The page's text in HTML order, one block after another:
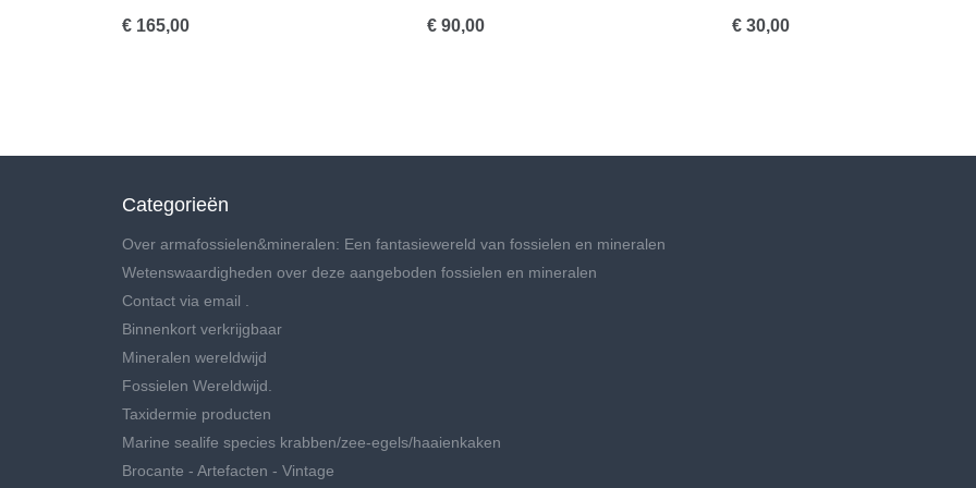
€ 165,00 € 90,00 € 30,00
Categorieën
Over armafossielen&mineralen: Een fantasiewereld van fossielen en mineralen
Wetenswaardigheden over deze aangeboden fossielen en mineralen
Contact via email .
Binnenkort verkrijgbaar
Mineralen wereldwijd
Fossielen Wereldwijd.
Taxidermie producten
Marine sealife species krabben/zee-egels/haaienkaken
Brocante - Artefacten - Vintage